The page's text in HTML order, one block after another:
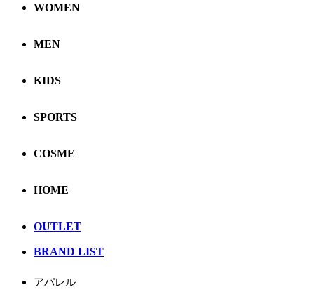
WOMEN
MEN
KIDS
SPORTS
COSME
HOME
OUTLET
BRAND LIST
アパレル